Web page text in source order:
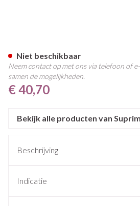
€ 40,70
Niet beschikbaar
Neem contact op met ons via telefoon of
samen de mogelijkheden.
Bekijk alle producten van
Beschrijving
Indicatie